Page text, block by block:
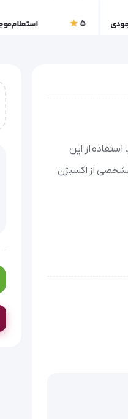
5 استعلام
از این
مشخصی از اکسیژن
به بیمار است.